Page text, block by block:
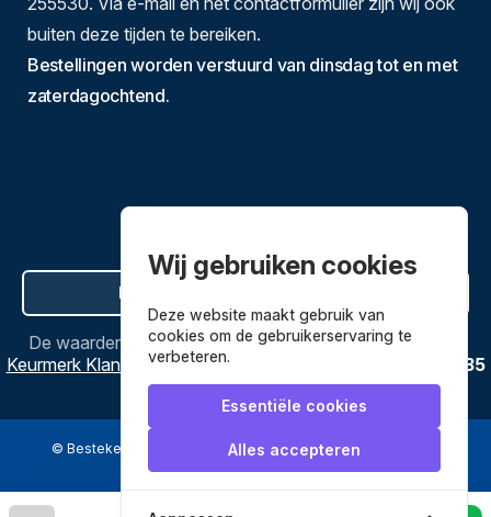
buiten deze tijden te bereiken.
Bestellingen worden verstuurd van dinsdag tot en met
zaterdagochtend.
Hier de overeenkomst ontbinden
De waardering vanBestekenpannen.nlbijWebwinkel
Keurmerk Klantbeoordelingen
3635
reviews.
© Bestekenpannen.nl 2026 een webshop van
Wij gebruiken cookies
Deze website maakt gebruik van
cookies om de gebruikerservaring te
verbeteren.
Essentiële cookies
Alles accepteren